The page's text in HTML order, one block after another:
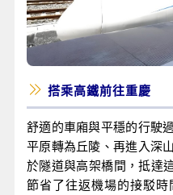
搭乘高鐵前往重慶
舒適的車廂與平穩的行駛
平原轉為丘陵、再進入深
於隧道與高架橋間，抵達
節省了往返機場的接駁